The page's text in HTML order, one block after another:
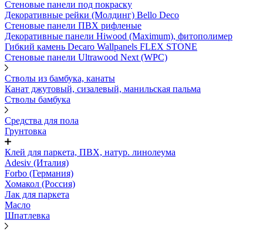
Стеновые панели под покраску
Декоративные рейки (Молдинг) Bello Deco
Стеновые панели ПВХ рифленыe
Декоративные панели Hiwood (Maximum), фитополимер
Гибкий камень Decaro Wallpanels FLEX STONE
Стеновые панели Ultrawood Next (WPC)
Стволы из бамбука, канаты
Канат джутовый, сизалевый, манильская пальма
Стволы бамбука
Средства для пола
Грунтовка
Клей для паркета, ПВХ, натур. линолеума
Adesiv (Италия)
Forbo (Германия)
Хомакол (Россия)
Лак для паркета
Масло
Шпатлевка